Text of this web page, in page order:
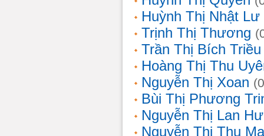
Huỳnh Thị Nhật Lư
Trịnh Thị Thương
Trần Thị Bích Triều
Hoàng Thị Thu
Nguyễn Thị Xoan
Bùi Thị Phương
Nguyễn Thị Lan
Nguyễn Thị Thu